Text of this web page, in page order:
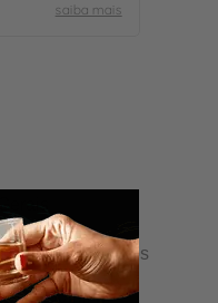
Vinho e outros